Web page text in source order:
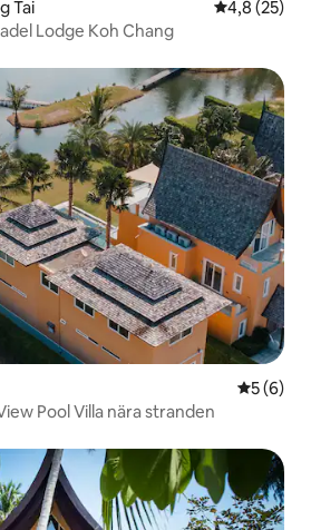
Tai 4,8 av 5 i
4,8 (25)
Lodge Koh Chang
5 av 5 i
5 (6)
Pool Villa nära stranden